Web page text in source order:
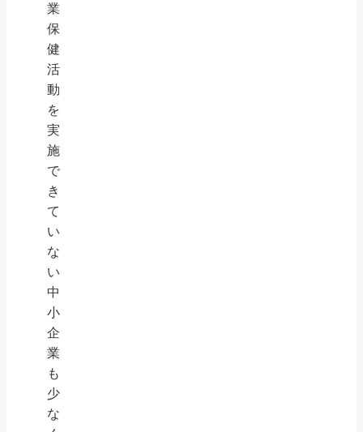
業
保
健
活
動
を
実
施
で
き
て
い
な
い
中
小
企
業
も
少
な